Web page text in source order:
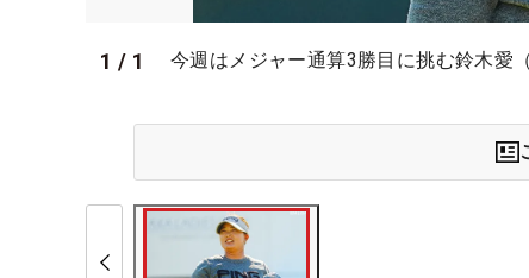
1 / 1 今週はメジャー通算3勝目に挑む鈴木愛